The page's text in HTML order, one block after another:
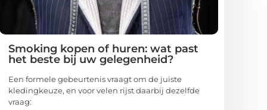
Smoking kopen of huren: wat past
het beste bij uw gelegenheid?
Een formele gebeurtenis vraagt om de juiste
kledingkeuze, en voor velen rijst daarbij dezelfde
vraag: